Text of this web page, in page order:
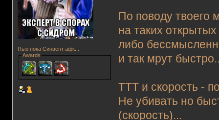
Пью пока Синвент афк...
Awards
По поводу твоего
на таких открытых
либо
и так мрут
ТТТ и скорость -
Не убивать но
(скорость)...